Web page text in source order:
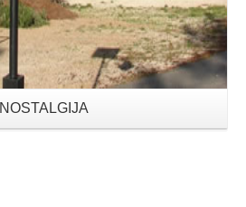
NOSTALGIJA